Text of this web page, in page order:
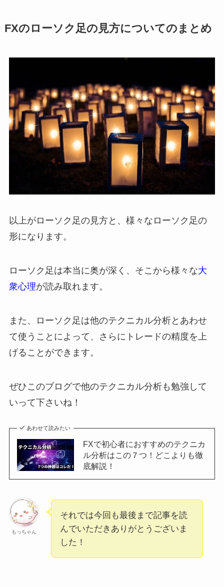
FXのローソク足の見方についてのまとめ
以上がローソク足の見方と、様々なローソク足の
形になります。
ローソク足は本当に奥が深く 、そこから様々な大
衆心理が読み取れます。
また、ローソク足は他のテクニカル分析とあわせ
て使うことによって、さらにトレードの精度を上
げることができます。
ぜひこのブログで他のテクニカル分析も勉強して
いって下さいね！
あわせて読みたい
FXで初心者におすすめのテクニカ
ル分析はこの７つ！どこよりも徹
底解説！
もっちゃん
それでは今回も最後まで記事を読
んでいただきありがとうございま
した！